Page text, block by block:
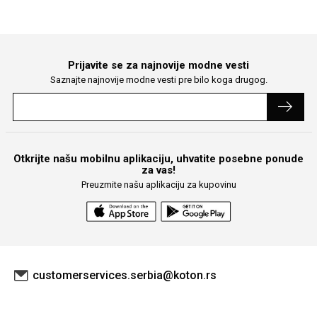
Prijavite se za najnovije modne vesti
Saznajte najnovije modne vesti pre bilo koga drugog.
Otkrijte našu mobilnu aplikaciju, uhvatite posebne ponude
za vas!
Preuzmite našu aplikaciju za kupovinu
customerservices.serbia@koton.rs